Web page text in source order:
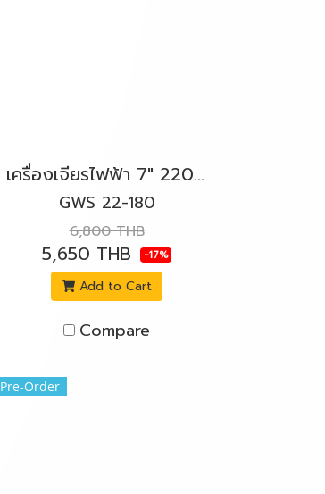
เครื่องเจียรไฟฟ้า 7" 2200W. BOSCH รุ่น GWS 22-180 สวิตช์บีบ
GWS 22-180
6,800 THB
5,650 THB -17%
Add to Cart
Compare
Pre-Order